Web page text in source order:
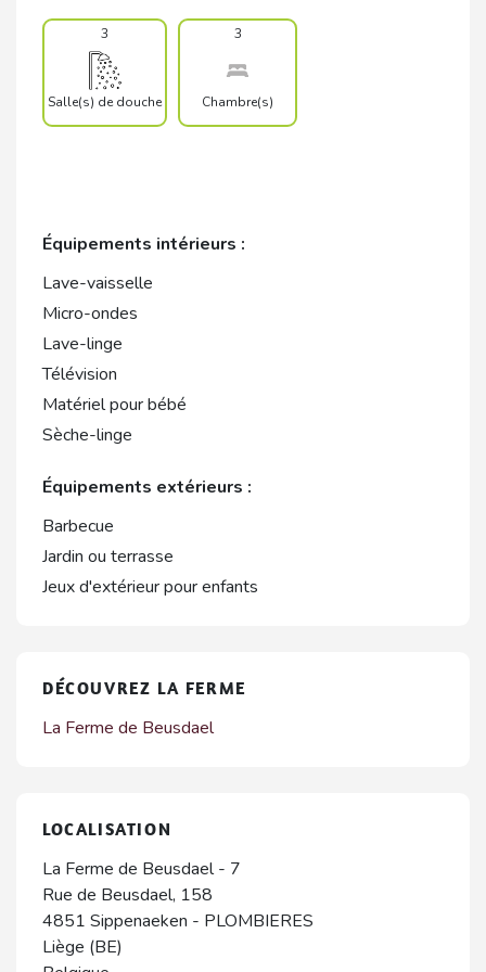
3
Salle(s) de douche
3
Chambre(s)
Équipements intérieurs :
Lave-vaisselle
Micro-ondes
Lave-linge
Télévision
Matériel pour bébé
Sèche-linge
Équipements extérieurs :
Barbecue
Jardin ou terrasse
Jeux d'extérieur pour enfants
DÉCOUVREZ LA FERME
La Ferme de Beusdael
LOCALISATION
La Ferme de Beusdael - 7
Rue de Beusdael, 158
4851 Sippenaeken - PLOMBIERES
Liège (BE)